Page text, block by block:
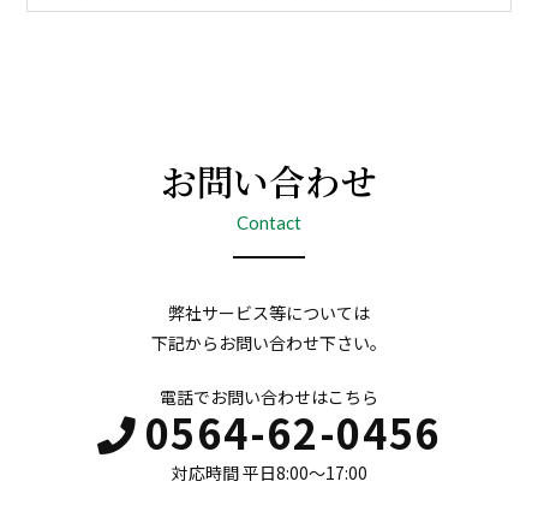
お問い合わせ
Contact
弊社サービス等については
下記からお問い合わせ下さい。
電話でお問い合わせはこちら
0564-62-0456
対応時間 平日8:00〜17:00